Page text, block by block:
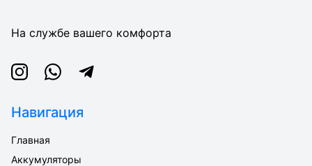
На службе вашего комфорта
InstagramWhatsappTelegram
Навигация
Главная
Аккумуляторы